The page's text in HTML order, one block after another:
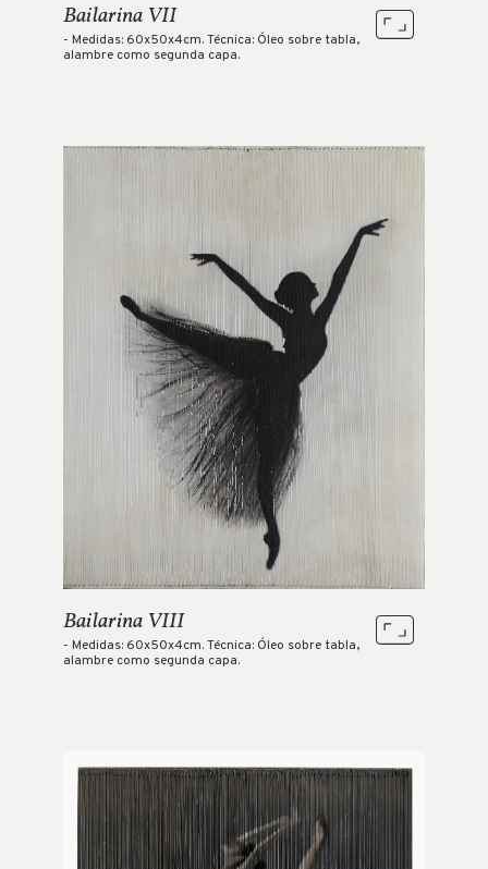
Bailarina VII
- Medidas: 60x50x4cm. Técnica: Óleo sobre tabla,
alambre como segunda capa.
Bailarina VIII
- Medidas: 60x50x4cm. Técnica: Óleo sobre tabla,
alambre como segunda capa.